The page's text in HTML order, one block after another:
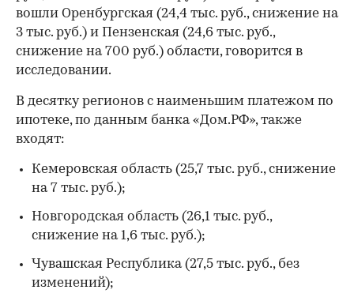
вошли Оренбургская (24,4 тыс. руб., снижение на
3 тыс. руб.) и Пензенская (24,6 тыс. руб.,
снижение на 700 руб.) области, говорится в
исследовании.
В десятку регионов с наименьшим платежом по
ипотеке, по данным банка «Дом.РФ», также
входят:
Кемеровская область (25,7 тыс. руб., снижение
на 7 тыс. руб.);
Новгородская область (26,1 тыс. руб.,
снижение на 1,6 тыс. руб.);
Чувашская Республика (27,5 тыс. руб., без
изменений);